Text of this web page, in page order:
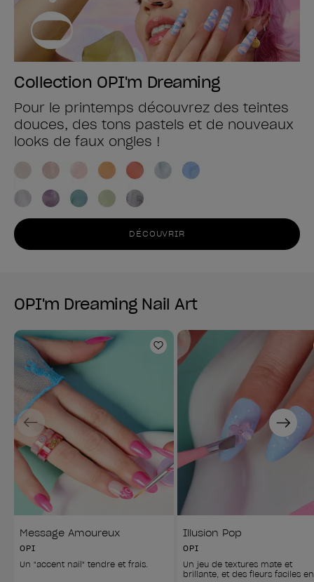
Collection OPI'm Dreaming
Pour le printemps découvrez des teintes
douces, des tons pastels et de nouveaux
looks de faux ongles !
DÉCOUVRIR
OPI'm Dreaming Nail Art
Ajouter aux favoris
Message Amoureux
OPI
Un "accent nail" tendre et frais.
Illusion Pop
OPI
Un jeu de textures mate et
brillante, et des fleurs faciles
Previous Next